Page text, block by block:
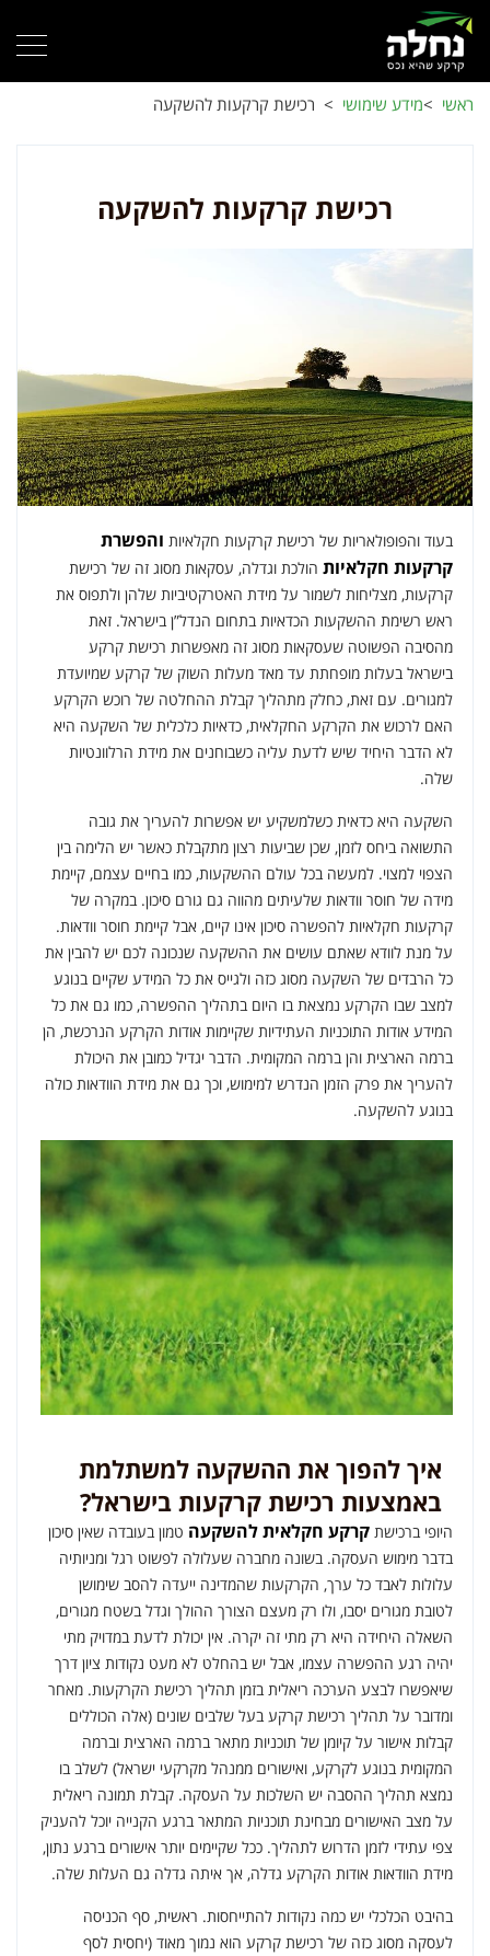
ראשי >מידע שימושי > רכישת קרקעות להשקעה
רכישת קרקעות להשקעה
בעוד והפופולאריות של רכישת קרקעות חקלאיות והפשרת
קרקעות חקלאיות הולכת וגדלה, עסקאות מסוג זה של רכישת
קרקעות, מצליחות לשמור על מידת האטרקטיביות שלהן ולתפוס את
ראש רשימת ההשקעות הכדאיות בתחום הנדל”ן בישראל. זאת
מהסיבה הפשוטה שעסקאות מסוג זה מאפשרות רכישת קרקע
בישראל בעלות מופחתת עד מאד מעלות השוק של קרקע שמיועדת
למגורים. עם זאת, כחלק מתהליך קבלת ההחלטה של רוכש הקרקע
האם לרכוש את הקרקע החקלאית, כדאיות כלכלית של השקעה היא
לא הדבר היחיד שיש לדעת עליה כשבוחנים את מידת הרלוונטיות
שלה.
השקעה היא כדאית כשלמשקיע יש אפשרות להעריך את גובה
התשואה ביחס לזמן, שכן שביעות רצון מתקבלת כאשר יש הלימה בין
הצפוי למצוי. למעשה בכל עולם ההשקעות, כמו בחיים עצמם, קיימת
מידה של חוסר וודאות שלעיתים מהווה גם גורם סיכון. במקרה של
קרקעות חקלאיות להפשרה סיכון אינו קיים, אבל קיימת חוסר וודאות.
על מנת לוודא שאתם עושים את ההשקעה שנכונה לכם יש להבין את
כל הרבדים של השקעה מסוג כזה ולגייס את כל המידע שקיים בנוגע
למצב שבו הקרקע נמצאת בו היום בתהליך ההפשרה, כמו גם את כל
המידע אודות התוכניות העתידיות שקיימות אודות הקרקע הנרכשת, הן
ברמה הארצית והן ברמה המקומית. הדבר יגדיל כמובן את היכולת
להעריך את פרק הזמן הנדרש למימוש, וכך גם את מידת הוודאות כולה
בנוגע להשקעה.
איך להפוך את ההשקעה למשתלמת
באמצעות רכישת קרקעות בישראל?
היופי ברכישת קרקע חקלאית להשקעה טמון בעובדה שאין סיכון
בדבר מימוש העסקה. בשונה מחברה שעלולה לפשוט רגל ומניותיה
עלולות לאבד כל ערך, הקרקעות שהמדינה ייעדה להסב שימושן
לטובת מגורים יסבו, ולו רק מעצם הצורך ההולך וגדל בשטח מגורים,
השאלה היחידה היא רק מתי זה יקרה. אין יכולת לדעת במדויק מתי
יהיה רגע ההפשרה עצמו, אבל יש בהחלט לא מעט נקודות ציון דרך
שיאפשרו לבצע הערכה ריאלית בזמן תהליך רכישת הקרקעות. מאחר
ומדובר על תהליך רכישת קרקע בעל שלבים שונים (אלה הכוללים
קבלות אישור על קיומן של תוכניות מתאר ברמה הארצית וברמה
המקומית בנוגע לקרקע, ואישורים ממנהל מקרקעי ישראל) לשלב בו
נמצא תהליך ההסבה יש השלכות על העסקה. קבלת תמונה ריאלית
על מצב האישורים מבחינת תוכניות המתאר ברגע הקנייה יוכל להעניק
צפי עתידי לזמן הדרוש לתהליך. ככל שקיימים יותר אישורים ברגע נתון,
מידת הוודאות אודות הקרקע גדלה, אך איתה גדלה גם העלות שלה.
בהיבט הכלכלי יש כמה נקודות להתייחסות. ראשית, סף הכניסה
לעסקה מסוג כזה של רכישת קרקע הוא נמוך מאוד (יחסית לסף